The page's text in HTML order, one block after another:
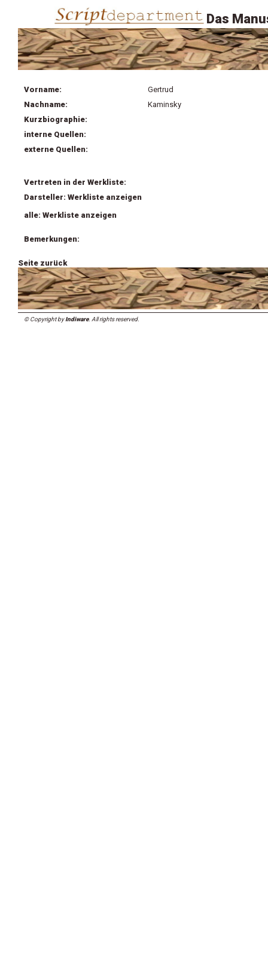
Das
Vorname:
Gertrud
Nachname:
Kaminsky
Kurzbiographie:
interne Quellen:
externe Quellen:
Vertreten in der Werkliste:
Darsteller: Werkliste anzeigen
alle: Werkliste anzeigen
Bemerkungen:
Seite zurück
© Copyright byIndiware. All rights reserved.